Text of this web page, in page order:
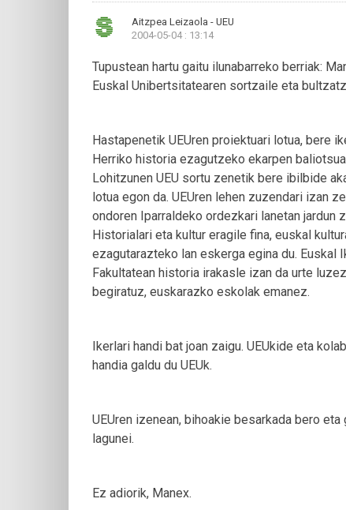
Aitzpea Leizaola - UEU
2004-05-04 : 13:14
Tupustean hartu gaitu ilunabarreko berriak:
Euskal Unibertsitatearen sortzaile eta
Hastapenetik UEUren proiektuari lotua, bere
Herriko historia ezagutzeko ekarpen
Lohitzunen UEU sortu zenetik bere ibilbide
lotua egon da. UEUren lehen zuzendari izan
ondoren Iparraldeko ordezkari lanetan jardun
Historialari eta kultur eragile fina, euskal
ezagutarazteko lan eskerga egina du. Euskal
Fakultatean historia irakasle izan da urte
begiratuz, euskarazko eskolak emanez.
Ikerlari handi bat joan zaigu. UEUkide eta
handia galdu du UEUk.
UEUren izenean, bihoakie besarkada bero
lagunei.
Ez adiorik, Manex.